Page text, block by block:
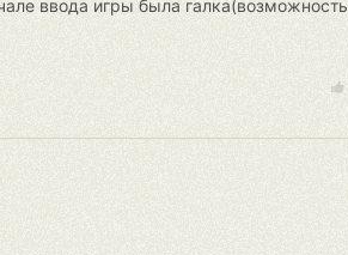
ввода игры была галка(возможность